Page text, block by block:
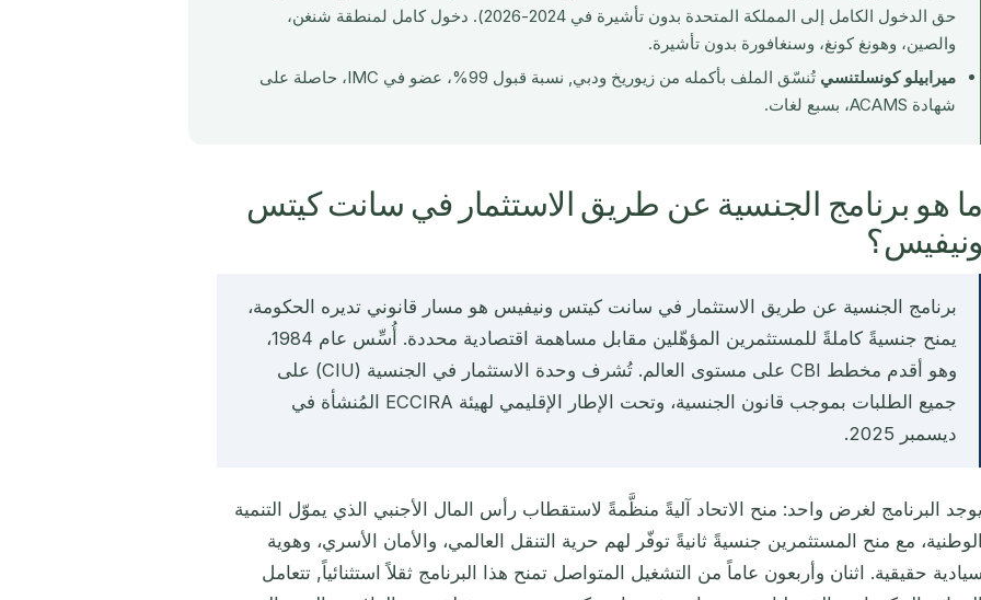
حق الدخول الكامل إلى المملكة المتحدة بدون تأشيرة في 2024-2026). دخول كامل لمنطقة شنغن،
والصين، وهونغ كونغ، وسنغافورة بدون تأشيرة.
ميرابيلو كونسلتنسي
تُنسّق الملف بأكمله من زيوريخ ودبي, نسبة قبول 99%، عضو في IMC، حاصلة على
شهادة ACAMS، بسبع لغات.
هو برنامج الجنسية عن طريق الاستثمار في سانت كيتس
برنامج الجنسية عن طريق الاستثمار في سانت كيتس ونيفيس هو مسار قانوني تديره الحكومة،
يمنح جنسيةً كاملةً للمستثمرين المؤهّلين مقابل مساهمة اقتصادية محددة. أُسِّس عام 1984،
وهو أقدم مخطط CBI على مستوى العالم. تُشرف وحدة الاستثمار في الجنسية (CIU) على
جميع الطلبات بموجب قانون الجنسية، وتحت الإطار الإقليمي لهيئة ECCIRA المُنشأة في
ديسمبر 2025.
البرنامج لغرض واحد: منح الاتحاد آليةً منظَّمةً لاستقطاب رأس المال الأجنبي الذي يموّل التنمية
مع منح المستثمرين جنسيةً ثانيةً توفّر لهم حرية التنقل العالمي، والأمان الأسري، وهوية
حقيقية. اثنان وأربعون عاماً من التشغيل المتواصل تمنح هذا البرنامج ثقلاً استثنائياً, تتعامل